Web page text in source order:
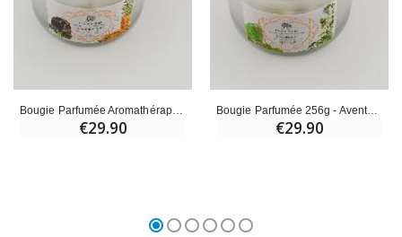
Bougie Parfumée Aromathérapie - Santal & Tourmaline 256g
€29.90
Bougie Parfumée 256g - Aventurine Verte & Patchouli
€29.90